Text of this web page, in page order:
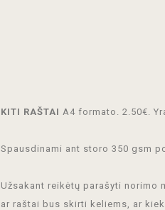
KITI RAŠTAI A4 formato. 2.50€.
Spausdinami ant storo 350 gsm
Užsakant reikėtų parašyti norimo
ar raštai bus skirti keliems, ar